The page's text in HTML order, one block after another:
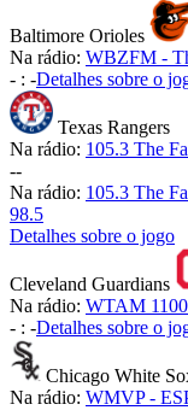
Baltimore Orioles
Na rádio: WBZFM -
- : -Detalhes sobre o
Texas Rangers
Na rádio: 105.3 The
--
Na rádio: 105.3 The
98.5
Detalhes sobre o jogo
Cleveland Guardians
Na rádio: WTAM
- : -Detalhes sobre o
Chicago White
Na rádio: WMVP -